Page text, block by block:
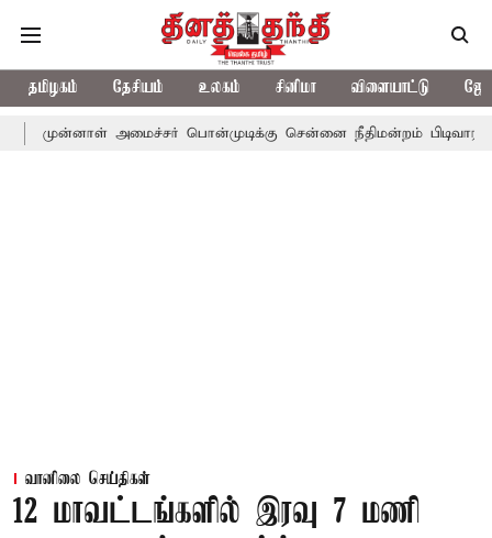
தமிழகம் தேசியம் உலகம் சினிமா விளையாட்டு
அமைச்சர் பொன்முடிக்கு சென்னை நீதிமன்றம் பிடிவாராண்ட்
வானிலை செய்திகள்
12 மாவட்டங்களில் இரவு 7 மணி